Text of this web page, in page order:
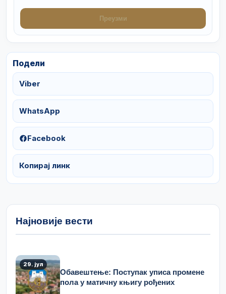
Преузми
Подели
Viber
WhatsApp
Facebook
Копирај линк
Најновије вести
29. јул
Обавештење: Поступак уписа промене
пола у матичну књигу рођених